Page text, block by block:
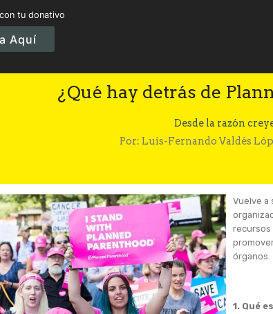
tu donativo
Aquí
¿Qué hay detrás de
Desde la razón
Por: Luis-Fernando Valdés
Vuelve a
recursos
órganos.
1. Qué